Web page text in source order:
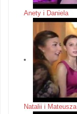
Anety i Daniela
Natalii i Mateusza